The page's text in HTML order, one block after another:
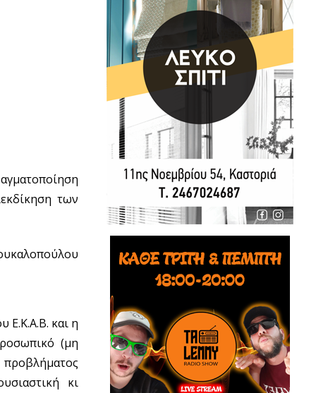
των
Ε.Κ.Α.Β. και η
(μη
προβλήματος
κι